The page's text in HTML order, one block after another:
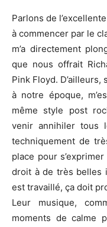
Parlons de
à commencer par le
m’a directement
que nous offrait
Pink Floyd.
à notre époque,
même style post
venir annihiler tous
techniquement de
place pour
droit à de très belles
est travaillé, ça doit
Leur musique,
moments de calme